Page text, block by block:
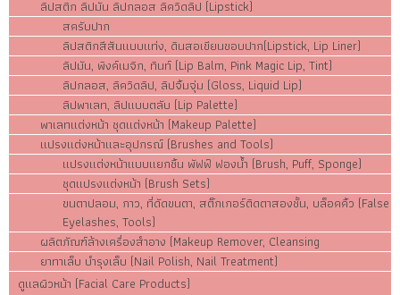
ลิปสติก ลิปมัน ลิปกลอส ลิควิดลิป (Lipstick)
สครับปาก
ลิปสติกสีสันแบบแท่ง, ดินสอเขียนขอบปาก(Lipstick, Lip Liner)
ลิปมัน, พิงค์เมจิก, ทินท์ (Lip Balm, Pink Magic Lip, Tint)
ลิปกลอส, ลิควิดลิป, ลิปจิ้มจุ่ม (Gloss, Liquid Lip)
ลิปพาเลท, ลิปแบบตลับ (Lip Palette)
พาเลทแต่งหน้า ชุดแต่งหน้า (Makeup Palette)
แปรงแต่งหน้าและอุปกรณ์ (Brushes and Tools)
แปรงแต่งหน้าแบบแยกชิ้น พัฟฟ์ ฟองน้ำ (Brush, Puff, Sponge)
ชุดแปรงแต่งหน้า (Brush Sets)
ขนตาปลอม, กาว, ที่ดัดขนตา, สติ๊กเกอร์ติดตาสองชั้น, บล็อคคิ้ว (False
Eyelashes, Tools)
ผลิตภัณฑ์ล้างเครื่องสำอาง (Makeup Remover, Cleansing
ยาทาเล็บ บำรุงเล็บ (Nail Polish, Nail Treatment)
ดูแลผิวหน้า (Facial Care Products)